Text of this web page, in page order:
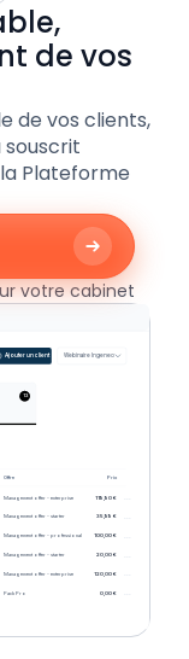
de vos
de vos clients,
Plateforme
votre cabinet
Ajouter un client Webinaire Ingeneo
13
Offre Prix
Management offer - enterprise 119,90 €
Management offer - starter 35,99 €
Management offer - professional 100,00 €
Management offer - starter 20,00 €
Management offer - enterprise 120,00 €
Pack Pro 0,00 €